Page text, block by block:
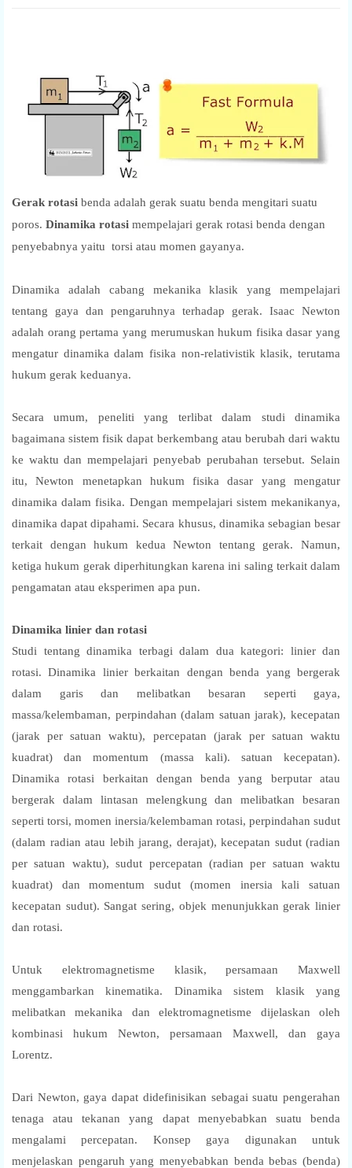
Gerak rotasi benda adalah gerak suatu benda mengitari suatu
poros. Dinamika rotasi mempelajari gerak rotasi benda dengan
penyebabnya yaitu torsi atau momen gayanya.
Dinamika adalah cabang mekanika klasik yang mempelajari
tentang gaya dan pengaruhnya terhadap gerak. Isaac Newton
adalah orang pertama yang merumuskan hukum fisika dasar yang
mengatur dinamika dalam fisika non-relativistik klasik, terutama
hukum gerak keduanya.
Secara umum, peneliti yang terlibat dalam studi dinamika
bagaimana sistem fisik dapat berkembang atau berubah dari waktu
ke waktu dan mempelajari penyebab perubahan tersebut. Selain
itu, Newton menetapkan hukum fisika dasar yang mengatur
dinamika dalam fisika. Dengan mempelajari sistem mekanikanya,
dinamika dapat dipahami. Secara khusus, dinamika sebagian besar
terkait dengan hukum kedua Newton tentang gerak. Namun,
ketiga hukum gerak diperhitungkan karena ini saling terkait dalam
pengamatan atau eksperimen apa pun.
Dinamika linier dan rotasi
Studi tentang dinamika terbagi dalam dua kategori: linier dan
rotasi. Dinamika linier berkaitan dengan benda yang bergerak
dalam garis dan melibatkan besaran seperti gaya,
massa/kelembaman, perpindahan (dalam satuan jarak), kecepatan
(jarak per satuan waktu), percepatan (jarak per satuan waktu
kuadrat) dan momentum (massa kali). satuan kecepatan).
Dinamika rotasi berkaitan dengan benda yang berputar atau
bergerak dalam lintasan melengkung dan melibatkan besaran
seperti torsi, momen inersia/kelembaman rotasi, perpindahan sudut
(dalam radian atau lebih jarang, derajat), kecepatan sudut (radian
per satuan waktu), sudut percepatan (radian per satuan waktu
kuadrat) dan momentum sudut (momen inersia kali satuan
kecepatan sudut). Sangat sering, objek menunjukkan gerak linier
dan rotasi.
Untuk elektromagnetisme klasik, persamaan Maxwell
menggambarkan kinematika. Dinamika sistem klasik yang
melibatkan mekanika dan elektromagnetisme dijelaskan oleh
kombinasi hukum Newton, persamaan Maxwell, dan gaya
Lorentz.
Dari Newton, gaya dapat didefinisikan sebagai suatu pengerahan
tenaga atau tekanan yang dapat menyebabkan suatu benda
mengalami percepatan. Konsep gaya digunakan untuk
menjelaskan pengaruh yang menyebabkan benda bebas (benda)